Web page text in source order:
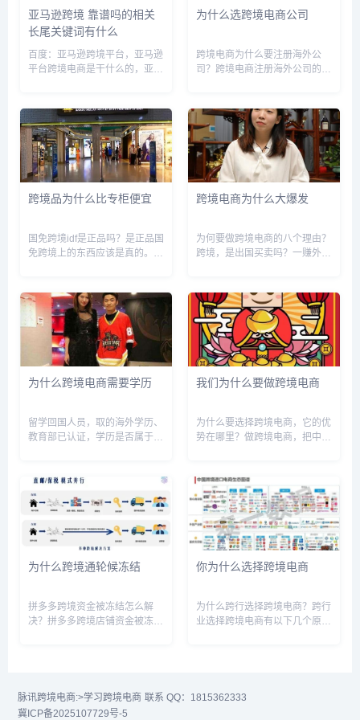
亚马逊跨境 靠谱吗的相关
长尾关键词有什么
百度：亚马逊跨境平台，亚马逊
平台跨境电商是干什么的，亚马
境容易过关吗，亚马逊平台跨境
合规吗，亚马逊跨境货源，亚马
逊跨境电商入门完整教程，亚马
逊跨...
为什么选跨境电商公司
跨境电商为什么要注册海外公
司？跨境电商注册海外公司的原
立公司,或者在当地国家注册商
标,包装产品打造,并提高产品的
附加值,同时有助于提高企业的...
跨境品为什么比专柜便宜
国免跨境idf是正品吗？是正品国
免跨境上的东西应该是真的。首
商，免税店是免税店。京东这个
就是一家跨境电商，和免税店是
没有任何关系的其次，既然是京
跨境电商为什么大爆发
为何要做跨境电商的八个理由？
跨境，是出国买卖吗？一赚外国
意义，五会体会自己所降临的国
家是多么优秀，六努力创造美好
生活，七丰富自己，身体心理双
重愉...
为什么跨境电商需要学历
留学回国人员，取的海外学历、
教育部已认证，学历是否属于全
证一说，国外院校只有学位证没
有毕业证的，教育部颁发的学位
学历认证书就是教育部适应中国
国情...
我们为什么要做跨境电商
为什么要选择跨境电商，它的优
势在哪里？做跨境电商，把中国
人去赚美元。2、利用国内产品
品类丰富和价格优势，抢占海外
市场。做跨境电商，利用中国产
品价...
为什么跨境通轮候冻结
拼多多跨境资金被冻结怎么解
决？拼多多跨境店铺资金被冻
订单情况**：登录拼多多跨境
平...
你为什么选择跨境电商
为什么跨行选择跨境电商？跨行
业选择跨境电商有以下几个原
者群体，提高销售额和利润。2.
脉讯跨境电商:>学习跨境电商 联系 QQ：1815362333
冀ICP备2025107729号-5